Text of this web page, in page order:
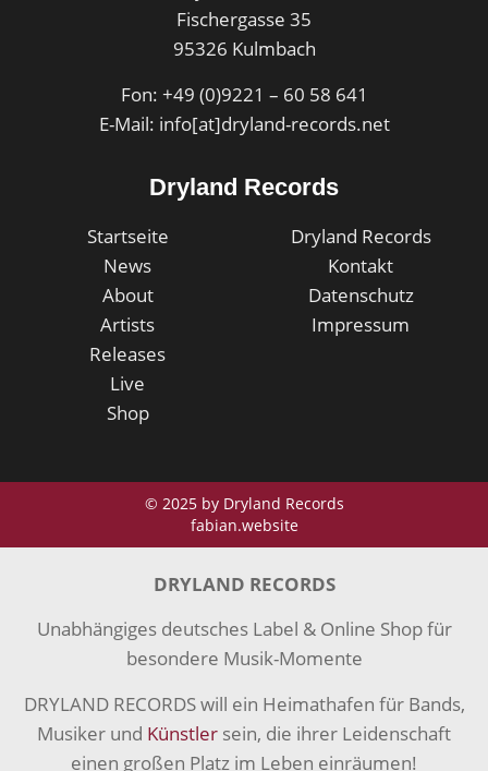
Fischergasse 35
95326 Kulmbach
Fon: +49 (0)9221 – 60 58 641
E-Mail: info[at]dryland-records.net
Dryland Records
Startseite
News
About
Artists
Releases
Live
Shop
Dryland Records
Kontakt
Datenschutz
Impressum
© 2025 by Dryland Records
fabian.website
DRYLAND RECORDS
Unabhängiges deutsches Label & Online Shop für
besondere Musik-Momente
DRYLAND RECORDS will ein Heimathafen für Bands,
Musiker und Künstler sein, die ihrer Leidenschaft
einen großen Platz im Leben einräumen!